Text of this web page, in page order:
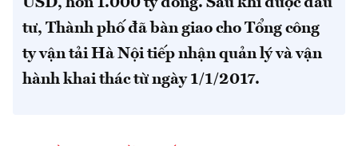
USD, hơn 1.000 tỷ đồng. Sau khi được đầu
tư, Thành phố đã bàn giao cho Tổng công
ty vận tải Hà Nội tiếp nhận quản lý và vận
hành khai thác từ ngày 1/1/2017.